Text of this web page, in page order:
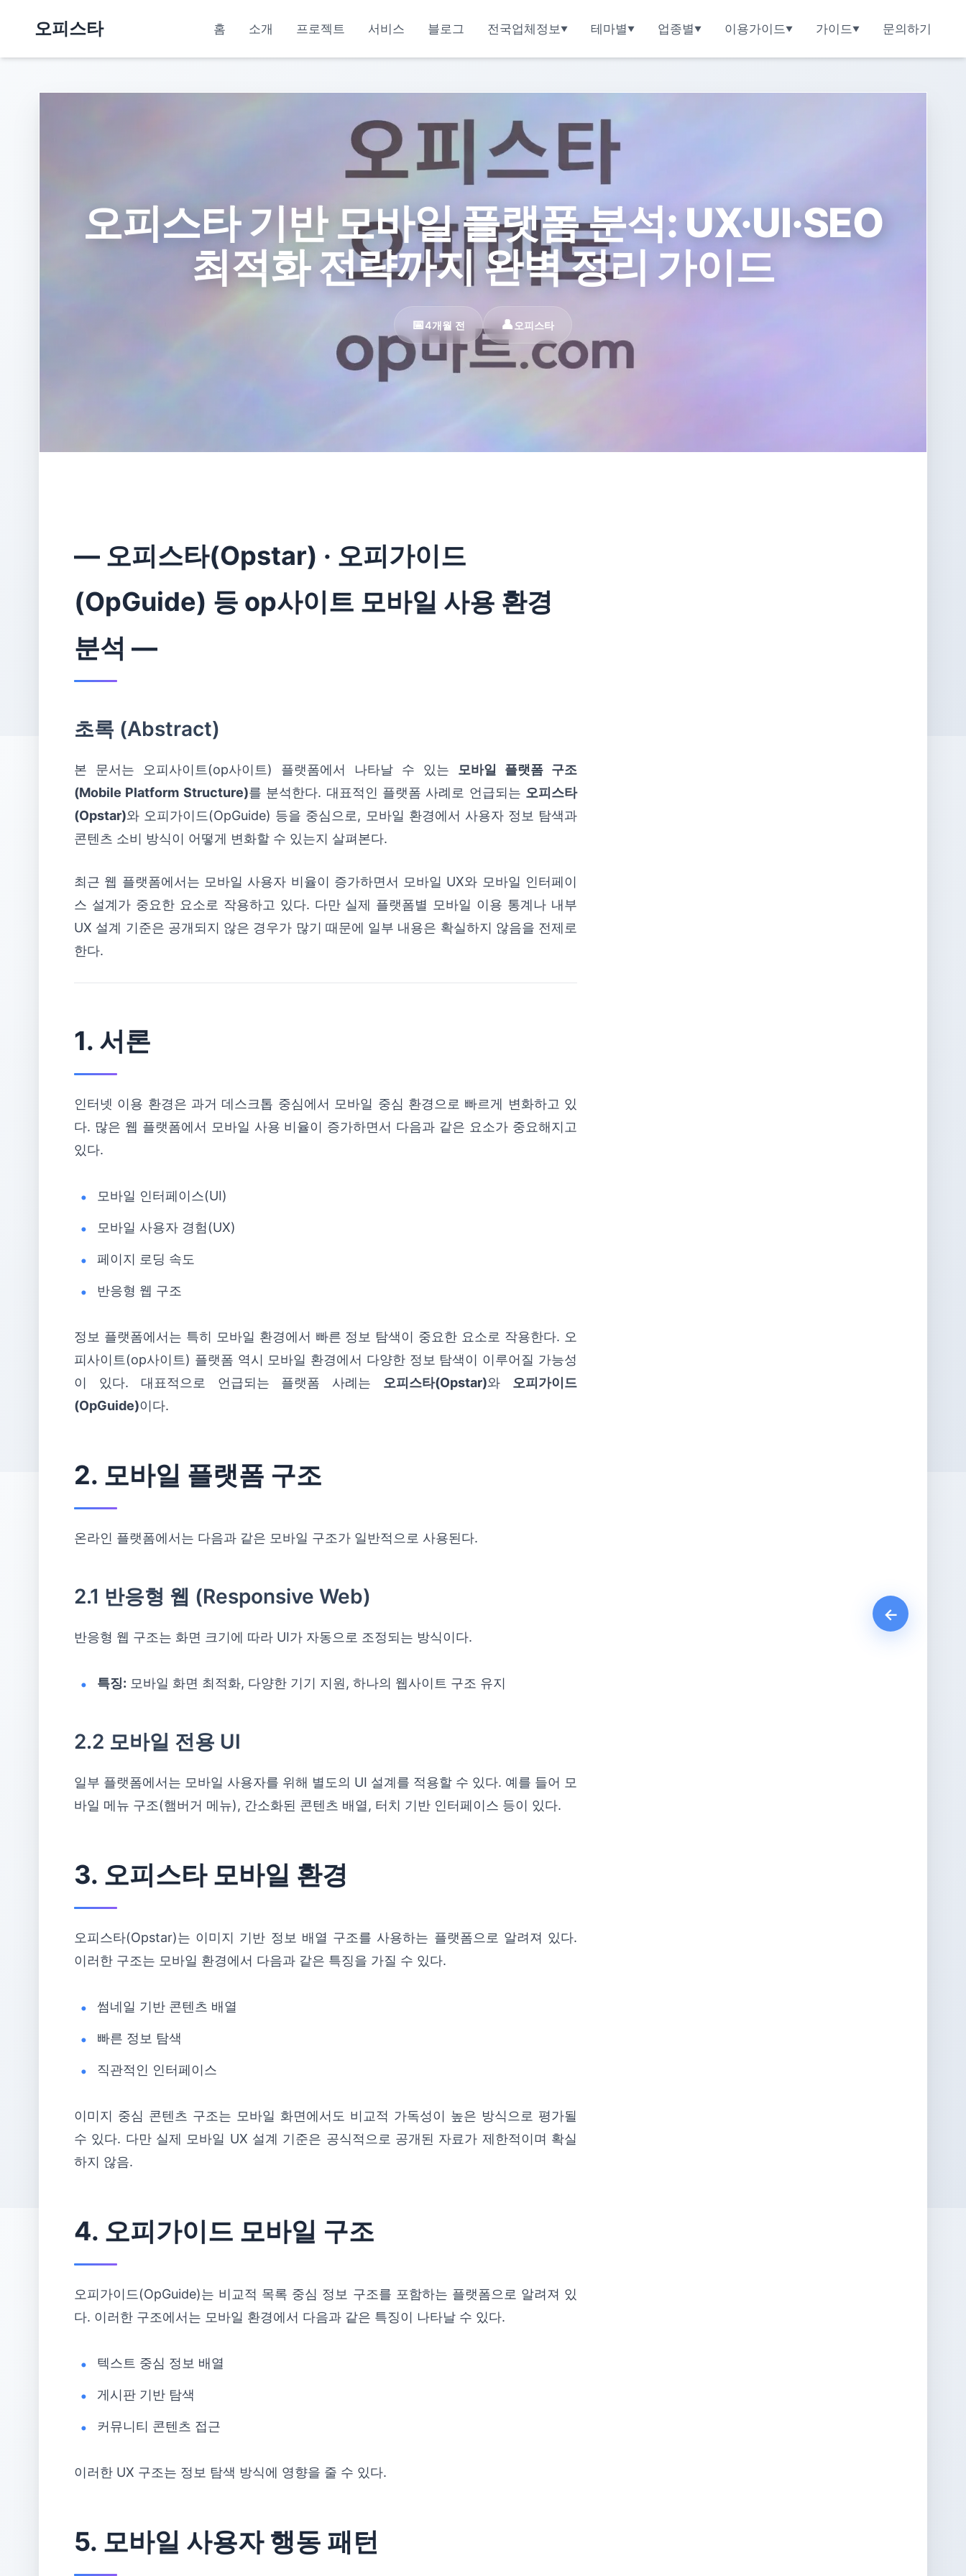
오피스타 홈 소개 프로젝트 서비스 블로그 전국업체정보 테마별 업종별 이용가이드 가이드 문의하기
오피스타 기반 모바일 플랫폼 분석: UX·UI·SEO
최적화 전략까지 완벽 정리 가이드
4개월 전 오피스타
― 오피스타(Opstar) · 오피가이드
(OpGuide) 등 op사이트 모바일 사용 환경
분석 ―
초록 (Abstract)
본 문서는 오피사이트(op사이트) 플랫폼에서 나타날 수 있는 모바일 플랫폼 구조
(Mobile Platform Structure)를 분석한다. 대표적인 플랫폼 사례로 언급되는 오피스타
(Opstar)와 오피가이드(OpGuide) 등을 중심으로, 모바일 환경에서 사용자 정보 탐색과
콘텐츠 소비 방식이 어떻게 변화할 수 있는지 살펴본다.
최근 웹 플랫폼에서는 모바일 사용자 비율이 증가하면서 모바일 UX와 모바일 인터페이
스 설계가 중요한 요소로 작용하고 있다. 다만 실제 플랫폼별 모바일 이용 통계나 내부
UX 설계 기준은 공개되지 않은 경우가 많기 때문에 일부 내용은 확실하지 않음을 전제로
한다.
1. 서론
인터넷 이용 환경은 과거 데스크톱 중심에서 모바일 중심 환경으로 빠르게 변화하고 있
다. 많은 웹 플랫폼에서 모바일 사용 비율이 증가하면서 다음과 같은 요소가 중요해지고
있다.
모바일 인터페이스(UI)
모바일 사용자 경험(UX)
페이지 로딩 속도
반응형 웹 구조
정보 플랫폼에서는 특히 모바일 환경에서 빠른 정보 탐색이 중요한 요소로 작용한다. 오
피사이트(op사이트) 플랫폼 역시 모바일 환경에서 다양한 정보 탐색이 이루어질 가능성
이 있다. 대표적으로 언급되는 플랫폼 사례는 오피스타(Opstar)와 오피가이드
(OpGuide)이다.
2. 모바일 플랫폼 구조
온라인 플랫폼에서는 다음과 같은 모바일 구조가 일반적으로 사용된다.
2.1 반응형 웹 (Responsive Web)
반응형 웹 구조는 화면 크기에 따라 UI가 자동으로 조정되는 방식이다.
특징: 모바일 화면 최적화, 다양한 기기 지원, 하나의 웹사이트 구조 유지
2.2 모바일 전용 UI
일부 플랫폼에서는 모바일 사용자를 위해 별도의 UI 설계를 적용할 수 있다. 예를 들어 모
바일 메뉴 구조(햄버거 메뉴), 간소화된 콘텐츠 배열, 터치 기반 인터페이스 등이 있다.
3. 오피스타 모바일 환경
오피스타(Opstar)는 이미지 기반 정보 배열 구조를 사용하는 플랫폼으로 알려져 있다.
이러한 구조는 모바일 환경에서 다음과 같은 특징을 가질 수 있다.
썸네일 기반 콘텐츠 배열
빠른 정보 탐색
직관적인 인터페이스
이미지 중심 콘텐츠 구조는 모바일 화면에서도 비교적 가독성이 높은 방식으로 평가될
수 있다. 다만 실제 모바일 UX 설계 기준은 공식적으로 공개된 자료가 제한적이며 확실
하지 않음.
4. 오피가이드 모바일 구조
오피가이드(OpGuide)는 비교적 목록 중심 정보 구조를 포함하는 플랫폼으로 알려져 있
다. 이러한 구조에서는 모바일 환경에서 다음과 같은 특징이 나타날 수 있다.
텍스트 중심 정보 배열
게시판 기반 탐색
커뮤니티 콘텐츠 접근
이러한 UX 구조는 정보 탐색 방식에 영향을 줄 수 있다.
5. 모바일 사용자 행동 패턴